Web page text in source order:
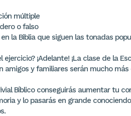
múltiple
o falso
la Biblia que siguen las tonadas
¡Adelante! ¡La clase de la
amigos y familiares serán mucho más
Bíblico conseguirás aumentar tu
y lo pasarás en grande